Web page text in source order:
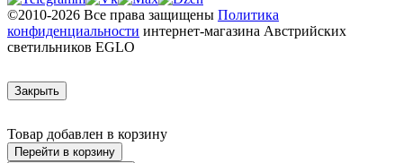
©2010-2026 Все права защищены Политика
конфиденциальности интернет-магазина Австрийских
светильников EGLO
Закрыть
Товар добавлен в корзину
Перейти в корзину